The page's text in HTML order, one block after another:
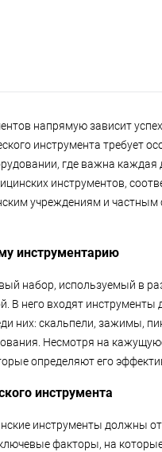
напрямую зависит
инструмента требует
где важна каждая
инструментов,
учреждениям и частным
инструментарию
набор, используемый в
В него входят инструменты
них: скальпели, зажимы,
Несмотря на
определяют его
инструмента
инструменты должны
факторы, на